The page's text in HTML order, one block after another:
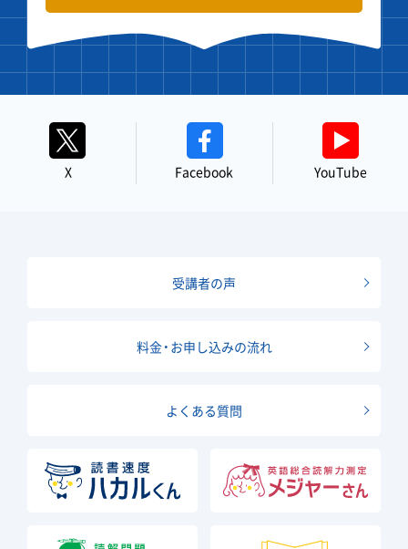
X Facebook YouTube
受講者の声
料金・お申し込みの流れ
よくある質問